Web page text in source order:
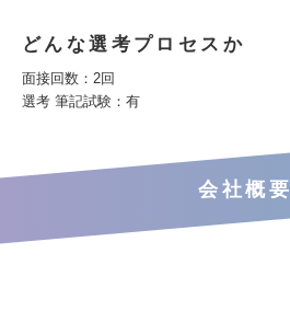
どんな選考プロセスか
面接回数：2回
選考 筆記試験：有
会社概要